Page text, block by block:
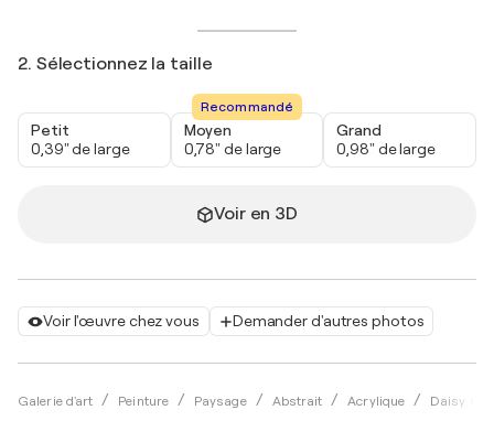
Voir l'œuvre chez vous Demander d'autres photos
Galerie d'art Peinture Paysage Abstrait Acrylique Daisy
2. Sélectionnez la taille
Petit
0,39" de large
Recommandé
Moyen
0,78" de large
Grand
0,98" de large
Voir en 3D